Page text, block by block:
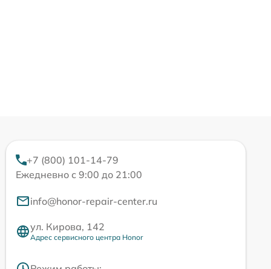
+7 (800) 101-14-79
Ежедневно с 9:00 до 21:00
info@honor-repair-center.ru
ул. Кирова, 142
Адрес сервисного центра Honor